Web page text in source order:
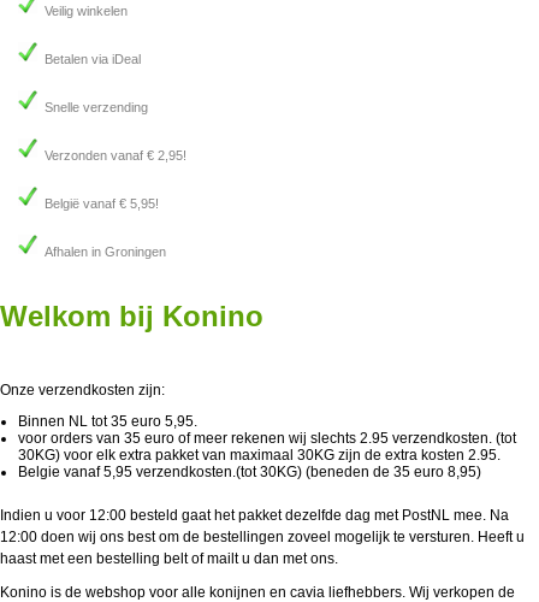
Veilig winkelen
Betalen via iDeal
Snelle verzending
Verzonden vanaf € 2,95!
België vanaf € 5,95!
Afhalen in Groningen
Welkom bij Konino
Onze verzendkosten zijn:
Binnen NL tot 35 euro 5,95.
voor orders van 35 euro of meer rekenen wij slechts 2.95 verzendkosten. (tot
30KG) voor elk extra pakket van maximaal 30KG zijn de extra kosten 2.95.
Belgie vanaf 5,95 verzendkosten.(tot 30KG) (beneden de 35 euro 8,95)
Indien u voor 12:00 besteld gaat het pakket dezelfde dag met PostNL mee. Na
12:00 doen wij ons best om de bestellingen zoveel mogelijk te versturen. Heeft u
haast met een bestelling belt of mailt u dan met ons.
Konino is de webshop voor alle konijnen en cavia liefhebbers. Wij verkopen de